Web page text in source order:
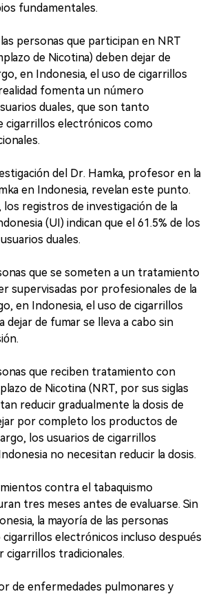
fundamentales.
personas que participan en NRT
de Nicotina) deben dejar de
en Indonesia, el uso de cigarrillos
fomenta un número
duales, que son tanto
cigarrillos electrónicos como
del Dr. Hamka, profesor en la
en Indonesia, revelan este punto.
registros de investigación de la
(UI) indican que el 61.5% de los
duales.
que se someten a un tratamiento
supervisadas por profesionales de la
en Indonesia, el uso de cigarrillos
dejar de fumar se lleva a cabo sin
que reciben tratamiento con
de Nicotina (NRT, por sus siglas
reducir gradualmente la dosis de
por completo los productos de
los usuarios de cigarrillos
no necesitan reducir la dosis.
contra el tabaquismo
tres meses antes de evaluarse. Sin
la mayoría de las personas
electrónicos incluso después
cigarrillos tradicionales.
de enfermedades pulmonares y